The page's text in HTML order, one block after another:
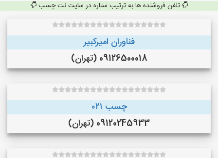
تلفن فروشنده ها به ترتیب ستاره در سایت نت چسب
فناوران امیرکبیر
09126500018 (تهران)
چسب ۰۲۱
09120245933 (تهران)